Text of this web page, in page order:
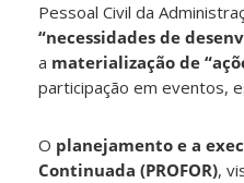
Pessoal Civil da
“necessidades de
a materialização de
participação em eventos,
O planejamento e a
Continuada (PROFOR),